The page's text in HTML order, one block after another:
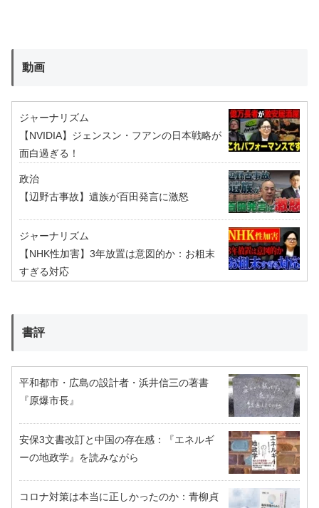
動画
ジャーナリズム
【NVIDIA】ジェンスン・フアンの日本戦略が
面白過ぎる！
政治
【辺野古事故】遺族が百田発言に激怒
ジャーナリズム
【NHK性加害】3年放置は意図的か：お粗末
すぎる対応
書評
平和都市・広島の設計者・浜井信三の著書
『原爆市長』
安保3文書改訂と中国の存在感：『エネルギ
ーの地政学』を読みながら
コロナ対策は本当に正しかったのか：青柳貞